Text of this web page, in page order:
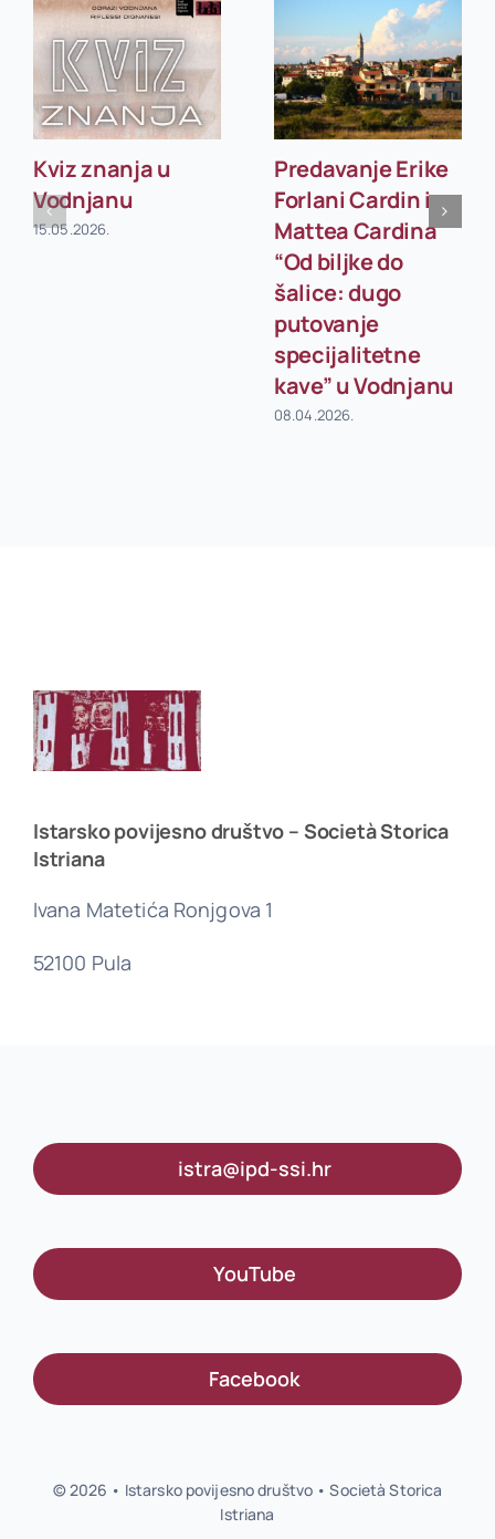
Kviz znanja u
Vodnjanu
15.05.2026.
Predavanje Erike
Forlani Cardin i
Mattea Cardina
“Od biljke do
šalice: dugo
putovanje
specijalitetne
kave” u Vodnjanu
08.04.2026.
Istarsko povijesno društvo – Società Storica
Istriana
Ivana Matetića Ronjgova 1
52100 Pula
istra@ipd-ssi.hr
YouTube
Facebook
© 2026 • Istarsko povijesno društvo • Società Storica
Istriana